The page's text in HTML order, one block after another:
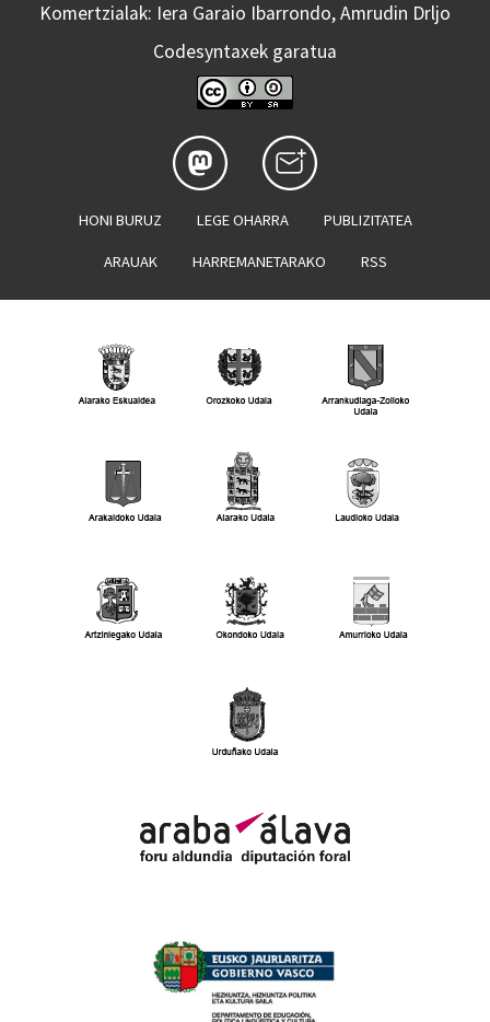
Komertzialak: Iera Garaio Ibarrondo, Amrudin Drljo
Codesyntaxek garatua
HONI BURUZ LEGE OHARRA PUBLIZITATEA
ARAUAK HARREMANETARAKO RSS